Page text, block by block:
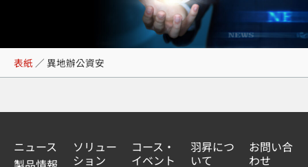
異地辦公資安
表紙 ／ 異地辦公資安
ニュース
ソリュー
ション
コース・
イベント
羽昇につ
いて
お問い合
わせ